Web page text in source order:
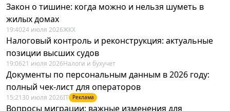
Закон о тишине: когда можно и нельзя шуметь в
жилых домах
19:4024 июля 2026ЖКХ
Налоговый контроль и реконструкция: актуальные
позиции высших судов
19:0621 июля 2026Налоги и бухучет
Документы по персональным данным в 2026 году:
полный чек-лист для операторов
15:21 30 июля 2026IT Реклама
Вопросы миграции: важные изменения для